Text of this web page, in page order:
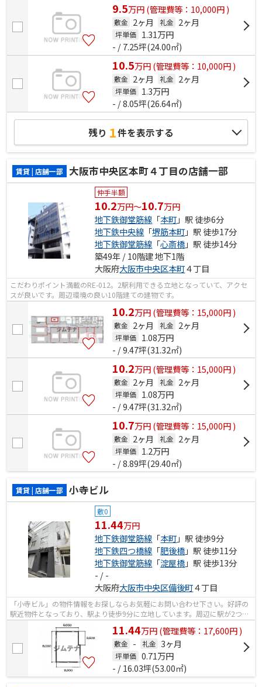
9.5万円(管理費等：10,000円 )
敷金 2ヶ月 礼金 2ヶ月
坪単価 1.31万円
- / 7.25坪(24.00㎡)
10.5万円(管理費等：10,000円 )
敷金 2ヶ月 礼金 2ヶ月
坪単価 1.3万円
- / 8.05坪(26.64㎡)
残り 1件を表示する
賃貸 | 店舗一部 大阪市中央区本町４丁目の店舗一部
仲手半額
10.2万円～10.7万円
地下鉄御堂筋線 「本町」駅 徒歩6分
地下鉄中央線 「堺筋本町」駅 徒歩17分
地下鉄御堂筋線 「心斎橋」駅 徒歩14分
築49年 / 10階建 地下1階
大阪府大阪市中央区本町４丁目
こだわりポイント満載のRE-012。2駅利用できる立地となっていて、アクセ
スが良いです。周辺環境の良い10階建ての建物です。
10.2万円(管理費等：15,000円 )
敷金 2ヶ月 礼金 2ヶ月
坪単価 1.08万円
- / 9.47坪(31.32㎡)
10.2万円(管理費等：15,000円 )
敷金 2ヶ月 礼金 2ヶ月
坪単価 1.08万円
- / 9.47坪(31.32㎡)
10.7万円(管理費等：15,000円 )
敷金 2ヶ月 礼金 2ヶ月
坪単価 1.2万円
- / 8.89坪(29.40㎡)
賃貸 | 店舗一部 小寺ビル
敷0
11.44万円
地下鉄御堂筋線 「本町」駅 徒歩9分
地下鉄四つ橋線 「肥後橋」駅 徒歩11分
地下鉄御堂筋線 「淀屋橋」駅 徒歩13分
- / -
大阪府大阪市中央区備後町４丁目
「小寺ビル」の物件情報をお探しならお気軽にお問い合わせ下さい。好評の
駅近物件となっており、駅より徒歩9分に立地しています。周辺に駅が2つあ
るので電車での移動が便利です。11.44万円(管理費等：17,600円 )
敷金 - 礼金 3ヶ月
坪単価 0.71万円
- / 16.03坪(53.00㎡)